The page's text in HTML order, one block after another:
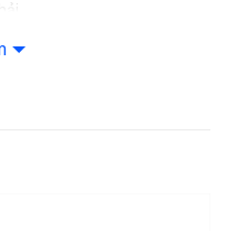
vali tiện lợi, tránh thất